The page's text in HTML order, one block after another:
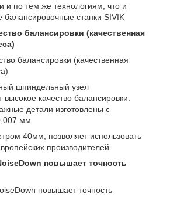
и по тем же технологиям, что и
станки SIVIK
балансировки (качественная
шпиндельный узел
высокое качество балансировки.
детали изготовлены с
мм
40мм, позволяет использовать
производителей
повышает точность